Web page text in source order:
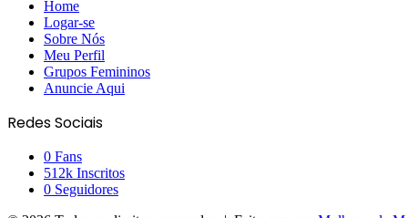
Home
Logar-se
Sobre Nós
Meu Perfil
Grupos Femininos
Anuncie Aqui
Redes Sociais
0 Fans
512k Inscritos
0 Seguidores